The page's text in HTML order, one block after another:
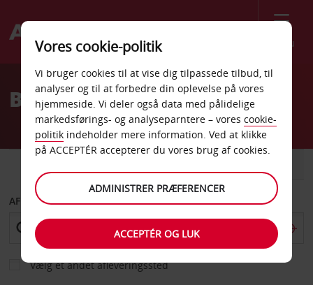
Menu
Welcome
AvisBilleje Fayetteville
AFHENT FRA
Vælg et andet afleveringssted
Vores cookie-politik
Vi bruger cookies til at vise dig tilpassede tilbud, til
analyser og til at forbedre din oplevelse på vores
hjemmeside. Vi deler også data med pålidelige
markedsførings- og analyseparntere – vores cookie-
politik indeholder mere information. Ved at klikke
på ACCEPTÉR accepterer du vores brug af cookies.
ADMINISTRER PRÆFERENCER
ACCEPTÉR OG LUK